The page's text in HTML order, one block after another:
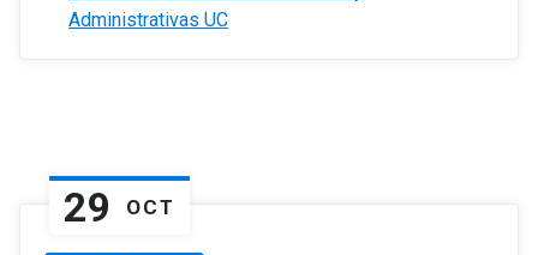
Administrativas UC
29 OCT